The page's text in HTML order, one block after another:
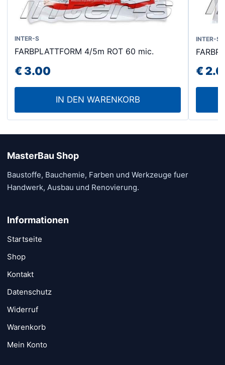
INTER-S
FARBPLATTFORM 4/5m ROT 60 mic.
€3.00
IN DEN WARENKORB
INTER-S
€
MasterBau Shop
Baustoffe, Bauchemie, Farben und Werkzeuge fuer
Handwerk, Ausbau und Renovierung.
Informationen
Startseite
Shop
Kontakt
Datenschutz
Widerruf
Warenkorb
Mein Konto